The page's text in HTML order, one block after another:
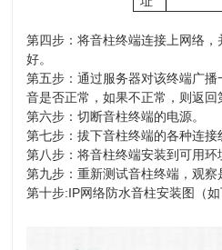
第四步：将音柱终端连接上网络
好。
第五步：通过服务器对该终端广
音是否正常，如果不正常，则返回
第六步：切断音柱终端的电源。
第七步：拔下音柱终端的各种连接
第八步：将音柱终端安装到可用环
第九步：重新测试音柱终端，观
第十步:IP网络防水音柱安装图（如